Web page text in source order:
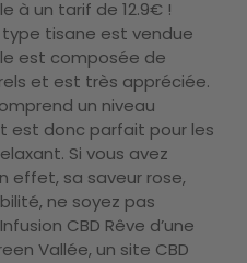
à un tarif de 12.9€ !
tisane est vendue
est composée de
et est très appréciée.
un niveau
est donc parfait pour les
Si vous avez
effet, sa saveur rose,
ne soyez pas
CBD Rêve d’une
Vallée, un site CBD